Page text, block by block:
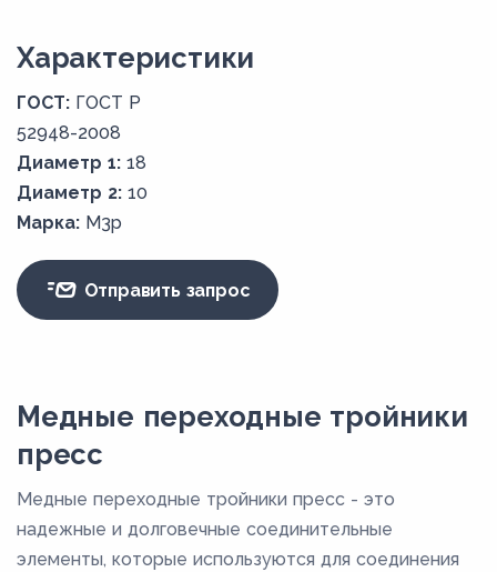
Xарактеристики
ГОСТ: ГОСТ Р
52948-2008
Диаметр 1: 18
Диаметр 2: 10
Марка: М3р
Отправить запрос
Медные переходные тройники
пресс
Медные переходные тройники пресс - это
надежные и долговечные соединительные
элементы, которые используются для соединения